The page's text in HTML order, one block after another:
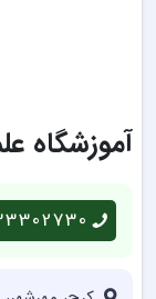
آموزشگاه